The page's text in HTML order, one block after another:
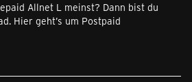
Allnet L meinst? Dann bist du
Hier geht’s um Postpaid